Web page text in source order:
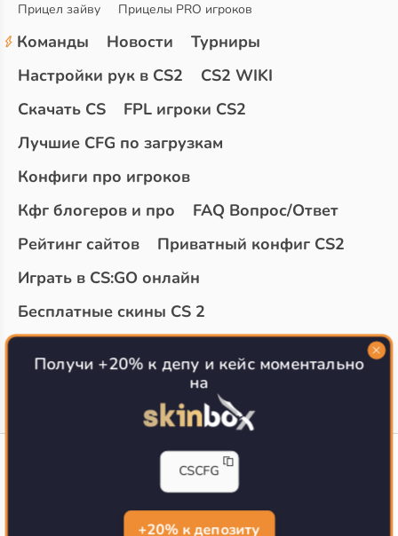
Прицел зайву
Прицелы PRO игроков
Команды Новости
Турниры
Настройки рук в CS2
CS2 WIKI
Скачать CS
FPL игроки CS2
Лучшие CFG по загрузкам
Конфиги про игроков
Кфг блогеров и про
FAQ Вопрос/Ответ
Рейтинг сайтов
Приватный конфиг CS2
Играть в CS:GO онлайн
Бесплатные скины CS 2
CS-CONFIG.com © 2020-2026 г.
Политика конфиденциальности
Получи +20% к депу и кейс моментально
на
CSCFG
+20% к депозиту